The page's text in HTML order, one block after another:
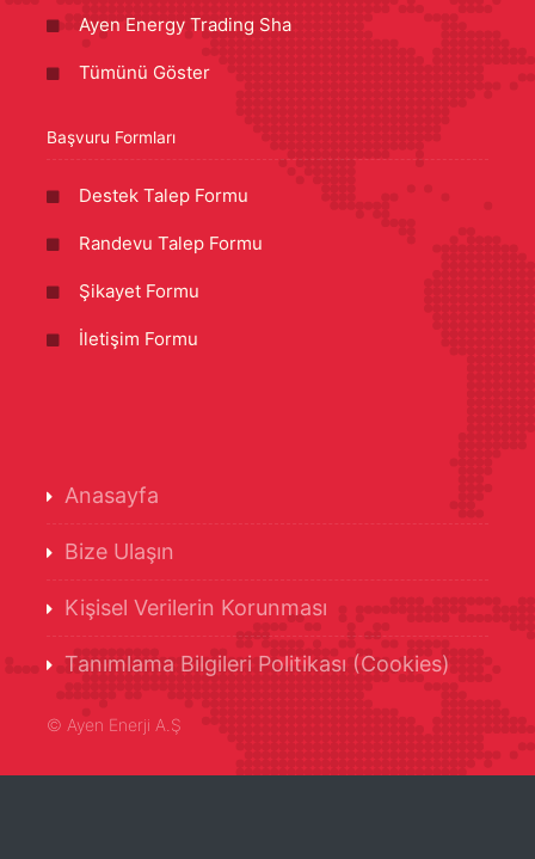
Ayen Energy Trading Sha
Tümünü Göster
Başvuru Formları
Destek Talep Formu
Randevu Talep Formu
Şikayet Formu
İletişim Formu
Anasayfa
Bize Ulaşın
Kişisel Verilerin Korunması
Tanımlama Bilgileri Politikası (Cookies)
© Ayen Enerji A.Ş